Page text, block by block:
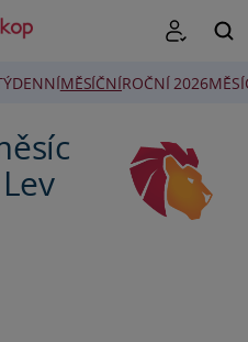
MĚSÍČNÍROČNÍ 2026